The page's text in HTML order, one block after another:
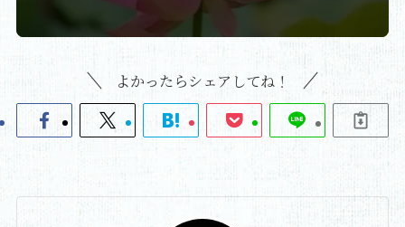
よかったらシェアしてね！